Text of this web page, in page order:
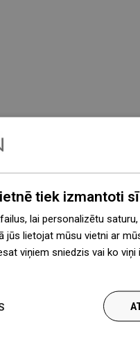
tiek izmantoti
lai personalizētu
jūs lietojat mūsu vietni ar
viņiem sniedzis vai ko